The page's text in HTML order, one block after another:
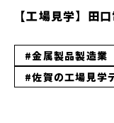
【工場見学】田
#金属製品製造業
#佐賀の工場見学